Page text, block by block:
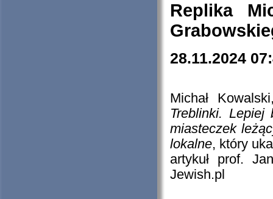
Replika
28.11.2024
Michał
Treblinki. Lepiej
miasteczek
lokalne, który
artykuł prof.
Jewish.pl